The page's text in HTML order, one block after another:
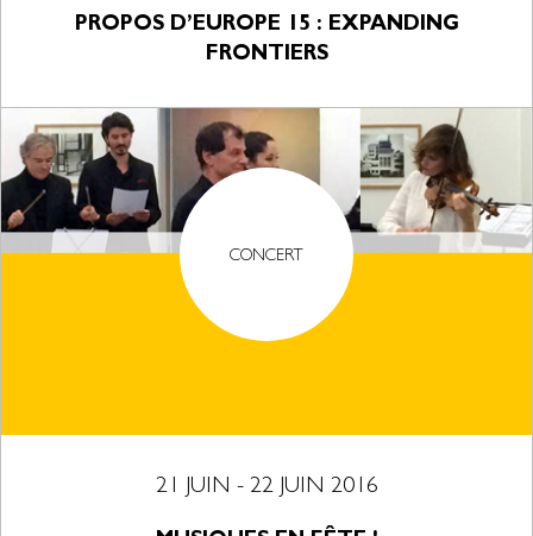
PROPOS D’EUROPE 15 : EXPANDING
FRONTIERS
CONCERT
21 JUIN - 22 JUIN 2016